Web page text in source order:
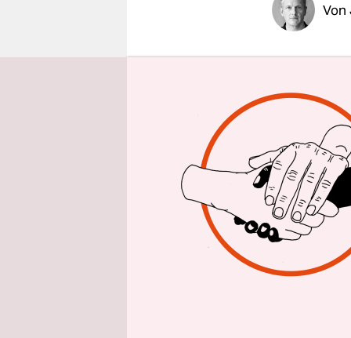
Von
Die 80er
Gast. So
mit einer
oder
Deutsch
Delgado-
und sang
Kültür
und des